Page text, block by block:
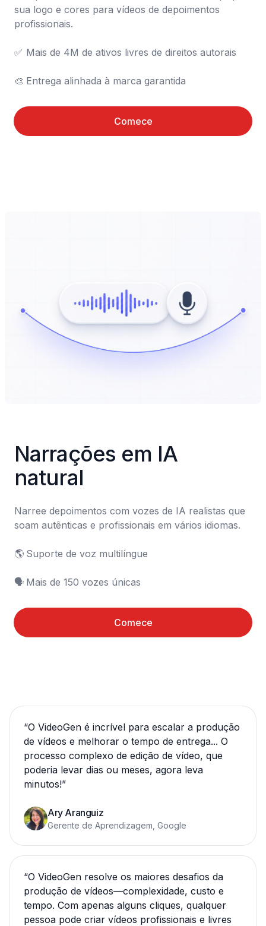
sua logo e cores para vídeos de depoimentos
profissionais.
✅	Mais de 4M de ativos livres de direitos autorais
🎨	Entrega alinhada à marca garantida
Comece
Narrações em IA
natural
Narree depoimentos com vozes de IA realistas que
soam autênticas e profissionais em vários idiomas.
🌎	Suporte de voz multilíngue
🗣️	Mais de 150 vozes únicas
Comece
“O VideoGen é incrível para escalar a produção
de vídeos e melhorar o tempo de entrega... O
processo complexo de edição de vídeo, que
poderia levar dias ou meses, agora leva
minutos!”
Ary Aranguiz
Gerente de Aprendizagem, Google
“O VideoGen resolve os maiores desafios da
produção de vídeos—complexidade, custo e
tempo. Com apenas alguns cliques, qualquer
pessoa pode criar vídeos profissionais e livres